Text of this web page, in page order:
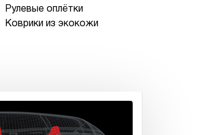
Рулевые оплётки
Коврики из экокожи